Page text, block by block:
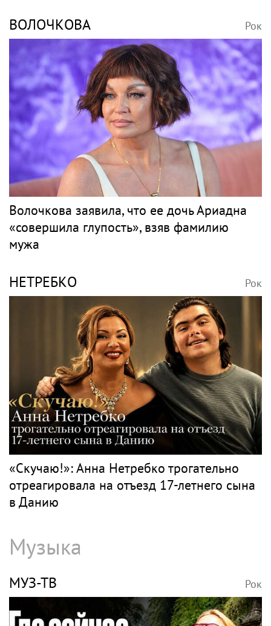
переезда
Джаз
БУТМАН Рок
Музыкант Бутман заявил о возможном
появлении первого в России джазового
Классика
ВОЛОЧКОВА Рок
Волочкова заявила, что ее дочь Ариадна
«совершила глупость», взяв фамилию
мужа